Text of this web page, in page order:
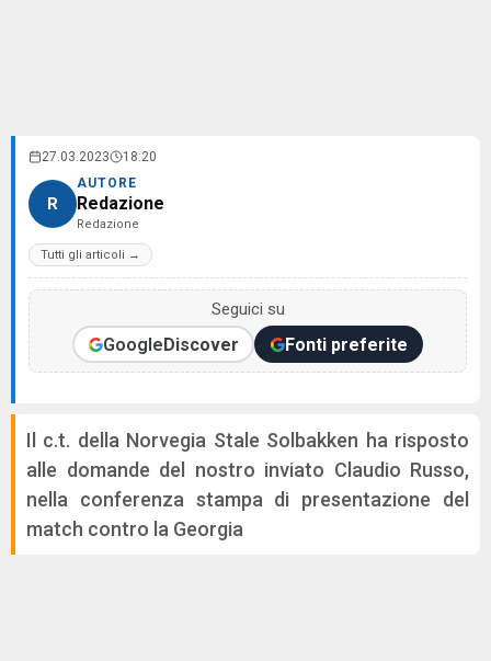
27.03.2023 18:20
R
AUTORE
Redazione
Redazione
Tutti gli articoli →
Seguici su
GoogleDiscover Fonti preferite
Il c.t. della Norvegia Stale Solbakken ha risposto
alle domande del nostro inviato Claudio Russo,
nella conferenza stampa di presentazione del
match contro la Georgia